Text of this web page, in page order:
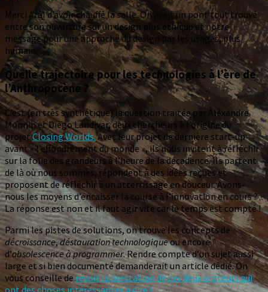
Merci Aral d’avoir chauffé la salle. On avait un pont tout trouvé
entre son ouverture sur un design plus éthique et notre
message pour une approche du design par les usages, plus
humain.
Quelle trajectoire pour les technologies à l’ère de
l’Anthropocène ?
C’est (en très synthétique) la question traitée par Alexandre
Monnin et Diego Landivar, deux chercheurs à l’origine du
projetClosing Worlds.Avec leur projet de dernière start-up
avant « l’effondrement du monde », ils nous invitent à réfléchir
sur la folie des grandeurs à l’heure de la décadence. Ils partent
de là où nous sommes, répondent à des idées reçues et
proposent de réfléchir à un atterrissage en douceur. Avons-
nous les moyens d’encaisser la course à l’innovation en cours ?
La réponse est non et il faut agir vite car le temps est compté !
Parmi les pistes de solutions, on trouve les concepts de
décroissance,déstauration technologiqueou encore
d’obsolescence à programmer. Rendrecompte d’un sujet aussi
large et si bien documenté demanderait un article dédié. On
vous conseille derevoir la prestation de ces deux orateurs qui
ont des choses intéressantes à dire !